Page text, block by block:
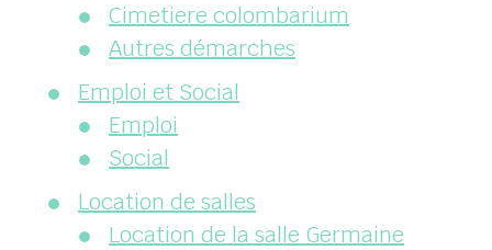
Cimetiere colombarium
Autres démarches
Emploi et Social
Emploi
Social
Location de salles
Location de la salle Germaine